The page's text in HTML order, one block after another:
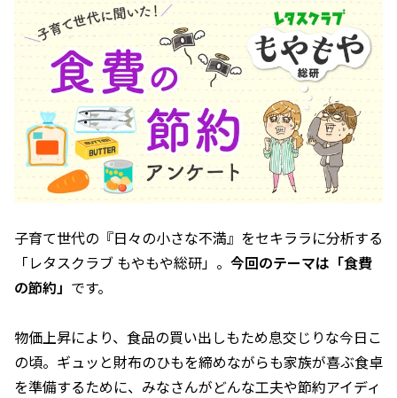
子育て世代の『日々の小さな不満』をセキララに分析する
「レタスクラブ もやもや総研」。 今回のテーマは「食費
の節約」 です。
物価上昇により、食品の買い出しもため息交じりな今日こ
の頃。ギュッと財布のひもを締めながらも家族が喜ぶ食卓
を準備するために、みなさんがどんな工夫や節約アイディ